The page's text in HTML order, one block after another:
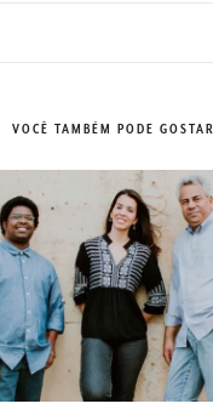
VOCÊ TAMBÉM PODE GOSTAR